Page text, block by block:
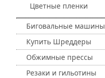
Цветные пленки
Биговальные машины
Купить Шреддеры
Обжимные прессы
Резаки и гильотины